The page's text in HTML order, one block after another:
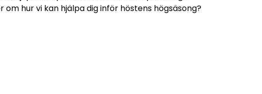
hur vi kan hjälpa dig inför höstens högsäsong?